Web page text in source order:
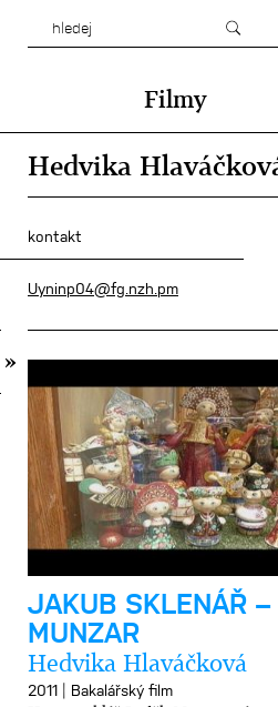
Filmy
Hedvika
kontakt
Uyninp04@fg.nzh.pm
JAKUB SKLENÁŘ –
MUNZAR
Hedvika Hlaváčková
2011 | Bakalářský film